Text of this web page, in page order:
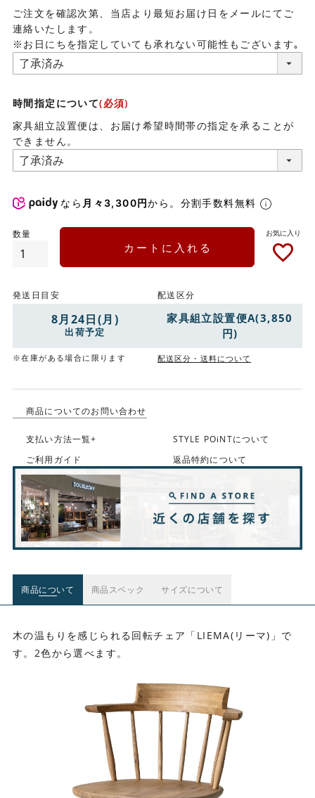
ご注文を確認次第、当店より最短お届け日をメールにてご
連絡いたします。
※お日にちを指定していても承れない可能性もございます｡
時間指定について(必須)
家具組立設置便は、お届け希望時間帯の指定を承ることが
できません。
なら 月々3,300円から。分割手数料無料
カートに入れる
発送日目安
8月24日(月)
出荷予定
※在庫がある場合に限ります
配送区分
家具組立設置便A(3,850
円)
配送区分・送料について
商品についてのお問い合わせ
支払い方法一覧+
STYLE POiNTについて
ご利用ガイド
返品特約について
商品について 商品スペック サイズについて
木の温もりを感じられる回転チェア「LIEMA(リーマ)」で
す。2色から選べます。